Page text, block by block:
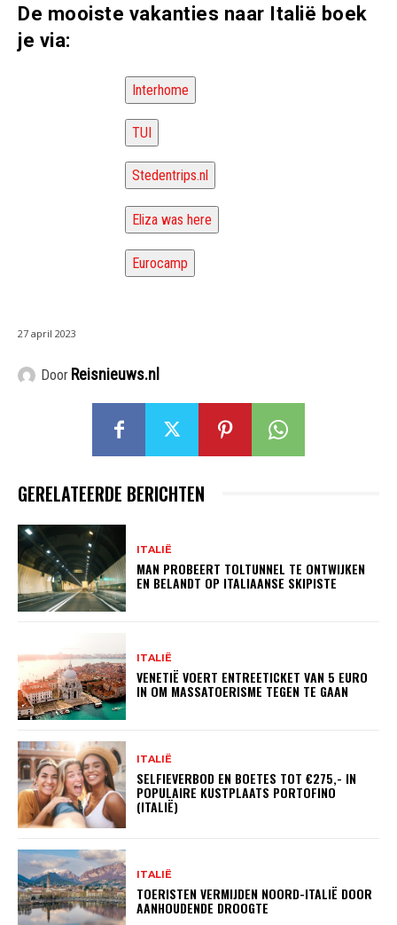
De mooiste vakanties naar Italië boek
je via:
Interhome
TUI
Stedentrips.nl
Eliza was here
Eurocamp
27 april 2023
Door Reisnieuws.nl
GERELATEERDE BERICHTEN
ITALIË
MAN PROBEERT TOLTUNNEL TE ONTWIJKEN
EN BELANDT OP ITALIAANSE SKIPISTE
ITALIË
VENETIË VOERT ENTREETICKET VAN 5 EURO
IN OM MASSATOERISME TEGEN TE GAAN
ITALIË
SELFIEVERBOD EN BOETES TOT €275,- IN
POPULAIRE KUSTPLAATS PORTOFINO
(ITALIË)
ITALIË
TOERISTEN VERMIJDEN NOORD-ITALIË DOOR
AANHOUDENDE DROOGTE